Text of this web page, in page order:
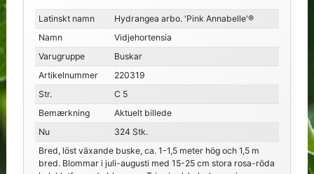
Latinskt namn
Hydrangea arbo. 'Pink Annabelle'®
Namn
Vidjehortensia
Varugruppe
Buskar
Artikelnummer
220319
Str.
C 5
Bemærkning
Aktuelt billede
Nu
324 Stk.
Bred, löst växande buske, ca. 1-1,5 meter hög och 1,5 m
bred. Blommar i juli-augusti med 15-25 cm stora rosa-röda